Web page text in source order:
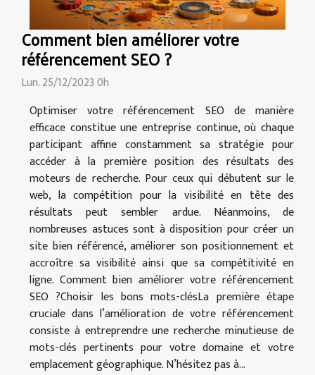
Comment bien améliorer votre
référencement SEO ?
Lun. 25/12/2023 0h
Optimiser votre référencement SEO de manière
efficace constitue une entreprise continue, où chaque
participant affine constamment sa stratégie pour
accéder à la première position des résultats des
moteurs de recherche. Pour ceux qui débutent sur le
web, la compétition pour la visibilité en tête des
résultats peut sembler ardue. Néanmoins, de
nombreuses astuces sont à disposition pour créer un
site bien référencé, améliorer son positionnement et
accroître sa visibilité ainsi que sa compétitivité en
ligne. Comment bien améliorer votre référencement
SEO ?Choisir les bons mots-clésLa première étape
cruciale dans l’amélioration de votre référencement
consiste à entreprendre une recherche minutieuse de
mots-clés pertinents pour votre domaine et votre
emplacement géographique. N’hésitez pas à...